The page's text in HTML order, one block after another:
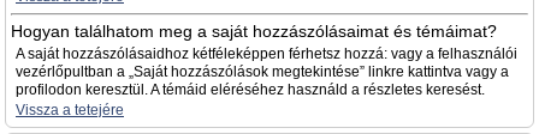
Hogyan találhatom meg a saját hozzászólásaimat és témáimat?
A saját hozzászólásaidhoz kétféleképpen férhetsz hozzá: vagy a felhasználói
vezérlőpultban a „Saját hozzászólások megtekintése” linkre kattintva vagy a
profilodon keresztül. A témáid eléréséhez használd a részletes keresést.
Vissza a tetejére